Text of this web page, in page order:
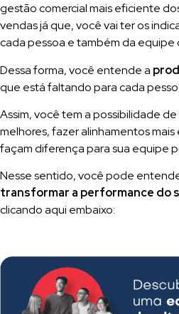
gestão comercial mais eficiente
vendas já que, você vai ter os
cada pessoa e também da equipe
Dessa forma, você entende a
que está faltando para cada
Assim, você tem a possibilidade
melhores, fazer alinhamentos
façam diferença para sua equipe
Nesse sentido, você pode
transformar a performance do
clicando aqui embaixo: